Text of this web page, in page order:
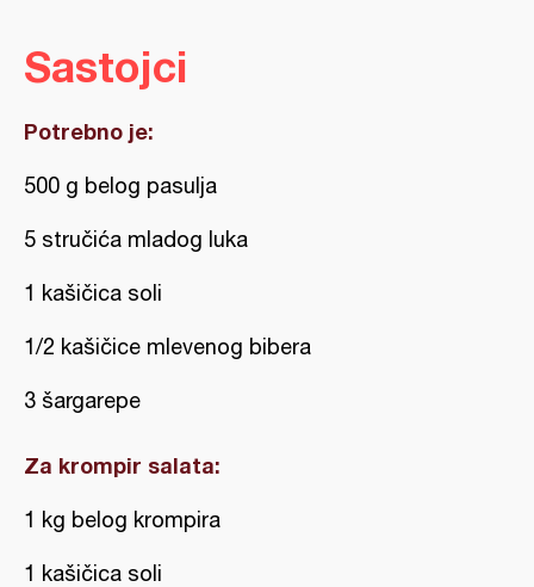
Sastojci
Potrebno je:
500 g belog pasulja
5 stručića mladog luka
1 kašičica soli
1/2 kašičice mlevenog bibera
3 šargarepe
Za krompir salata:
1 kg belog krompira
1 kašičica soli